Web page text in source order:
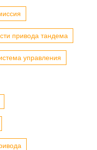
привода тандема
управления